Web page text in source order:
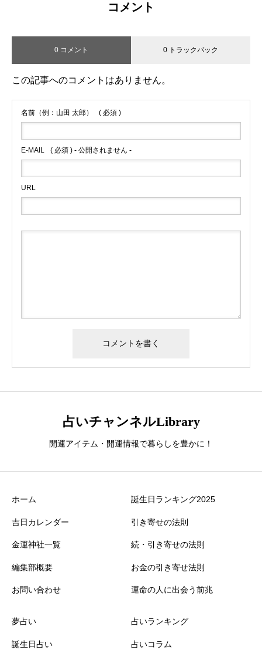
コメント
0 コメント 0 トラックバック
この記事へのコメントはありません。
名前（例：山田 太郎） ( 必須 )
E-MAIL ( 必須 ) - 公開されません -
URL
占いチャンネルLibrary
開運アイテム・開運情報で暮らしを豊かに！
ホーム
吉日カレンダー
金運神社一覧
編集部概要
お問い合わせ
誕生日ランキング2025
引き寄せの法則
続・引き寄せの法則
お金の引き寄せ法則
運命の人に出会う前兆
夢占い
誕生日占い
占いランキング
占いコラム